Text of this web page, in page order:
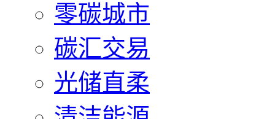
零碳城市
碳汇交易
光储直柔